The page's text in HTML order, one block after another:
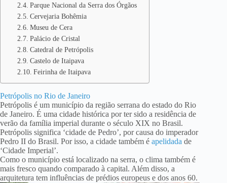
Parque Nacional da Serra dos Órgãos
Cervejaria Bohêmia
Museu de Cera
Palácio de Cristal
Catedral de Petrópolis
Castelo de Itaipava
Feirinha de Itaipava
Petrópolis no Rio de Janeiro
Petrópolis é um município da região serrana do estado do Rio
de Janeiro. É uma cidade histórica por ter sido a residência de
verão da família imperial durante o século XIX no Brasil.
Petrópolis significa ‘cidade de Pedro’, por causa do imperador
Pedro II do Brasil. Por isso, a cidade também é apelidada de
‘Cidade Imperial’.
Como o município está localizado na serra, o clima também é
mais fresco quando comparado à capital. Além disso, a
arquitetura tem influências de prédios europeus e dos anos 60.